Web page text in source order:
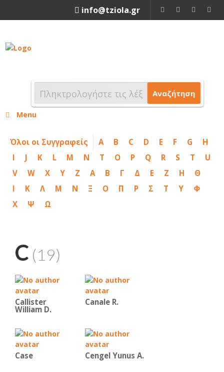
info@tziola.gr
Αναζήτηση
Menu
Όλοι οι Συγγραφείς A B C D E F G
H
I
J K L M N T O P Q R S T
U
V
W X Y Z Α Β Γ Δ Ε Ζ Η
Θ
Ι
Κ Λ Μ Ν Ξ Ο Π Ρ Σ Τ Υ
Φ
Χ
Ψ Ω
C (19)
Callister
William D.
Canale R.
Case Cengel Yunus A.